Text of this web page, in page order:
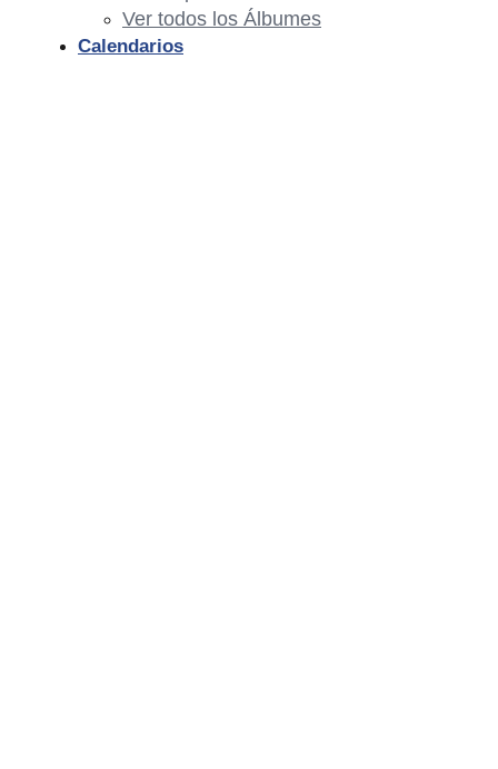
Ver todos los Álbumes
Calendarios